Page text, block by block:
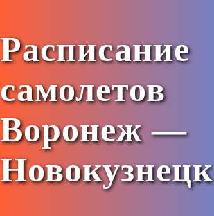
Расписание
самолетов
Воронеж —
Новокузнецк